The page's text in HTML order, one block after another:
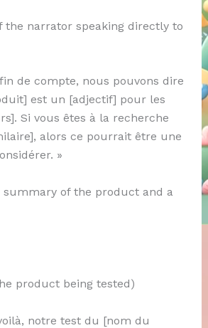
the narrator speaking directly to
de compte, nous pouvons dire
est un [adjectif] pour les
Si vous êtes à la recherche
alors ce pourrait être une
»
summary of the product and a
product being tested)
notre test du [nom du